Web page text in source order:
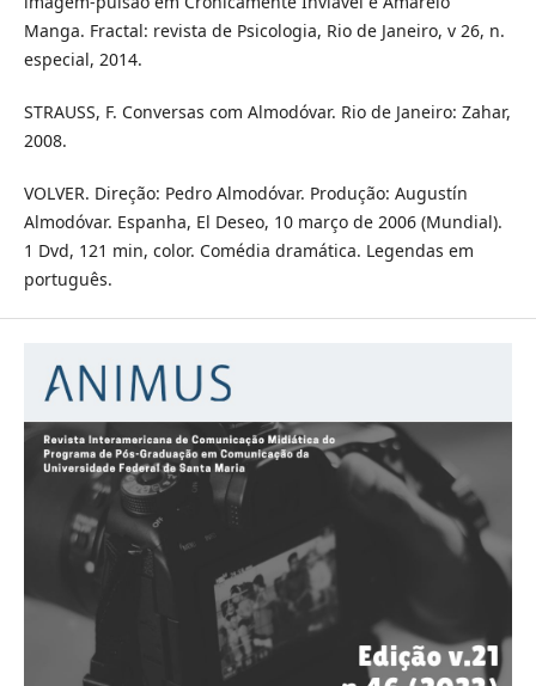
Manga. Fractal: revista de Psicologia, Rio de Janeiro, v 26, n.
especial, 2014.
STRAUSS, F. Conversas com Almodóvar. Rio de Janeiro: Zahar,
2008.
VOLVER. Direção: Pedro Almodóvar. Produção: Augustín
Almodóvar. Espanha, El Deseo, 10 março de 2006 (Mundial).
1 Dvd, 121 min, color. Comédia dramática. Legendas em
português.